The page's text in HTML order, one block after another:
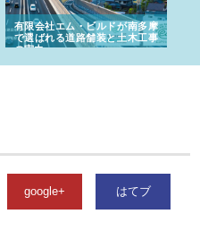
有限会社エム・ビルドが南多摩
で選ばれる道路舗装と土木工事
の実力
google+ はてブ